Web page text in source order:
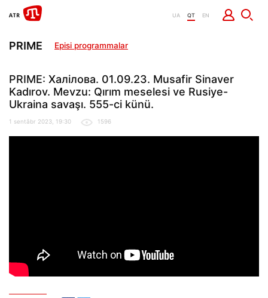
UA QT EN
PRIME Episi programmalar
PRIME: Халілова. 01.09.23. Musafir Sinaver
Kadırov. Mevzu: Qırım meselesi ve Rusiye-
Ukraina savaşı. 555-ci künü.
1 sentâbr 2023, 19:30 1596